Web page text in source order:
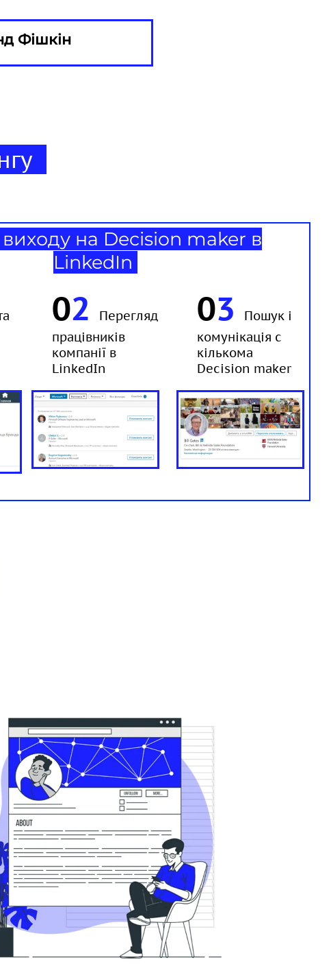
Фішкін
на Decision maker в
LinkedIn
02
Перегляд
працівників
компанії в
LinkedIn
03
Пошук і
комунікація c
кількома
Decision maker